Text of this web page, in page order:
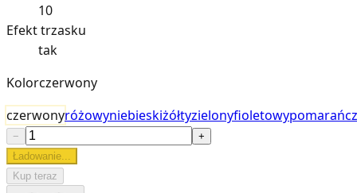
10
Efekt trzasku
tak
Kolorczerwony
czerwonyróżowyniebieskiżółtyzielonyfioletowy
−
+
Ładowanie...
Kup teraz